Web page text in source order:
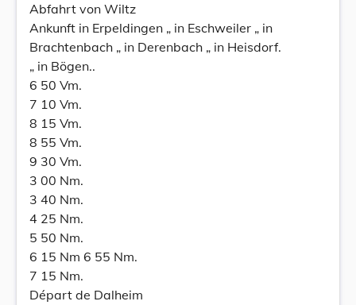
Abfahrt von Wiltz
Ankunft in Erpeldingen „ in Eschweiler „ in
Brachtenbach „ in Derenbach „ in Heisdorf.
„ in Bögen..
6 50 Vm.
7 10 Vm.
8 15 Vm.
8 55 Vm.
9 30 Vm.
3 00 Nm.
3 40 Nm.
4 25 Nm.
5 50 Nm.
6 15 Nm 6 55 Nm.
7 15 Nm.
Départ de Dalheim